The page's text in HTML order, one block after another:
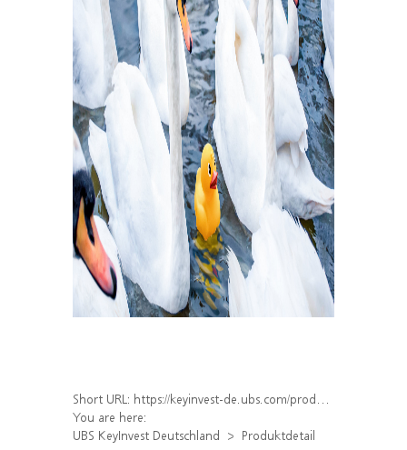
Short URL: https://keyinvest-de.ubs.com/produkt/detail/index/isin/DE000WA7DTJ1
You are here:
UBS KeyInvest Deutschland
Produktdetail